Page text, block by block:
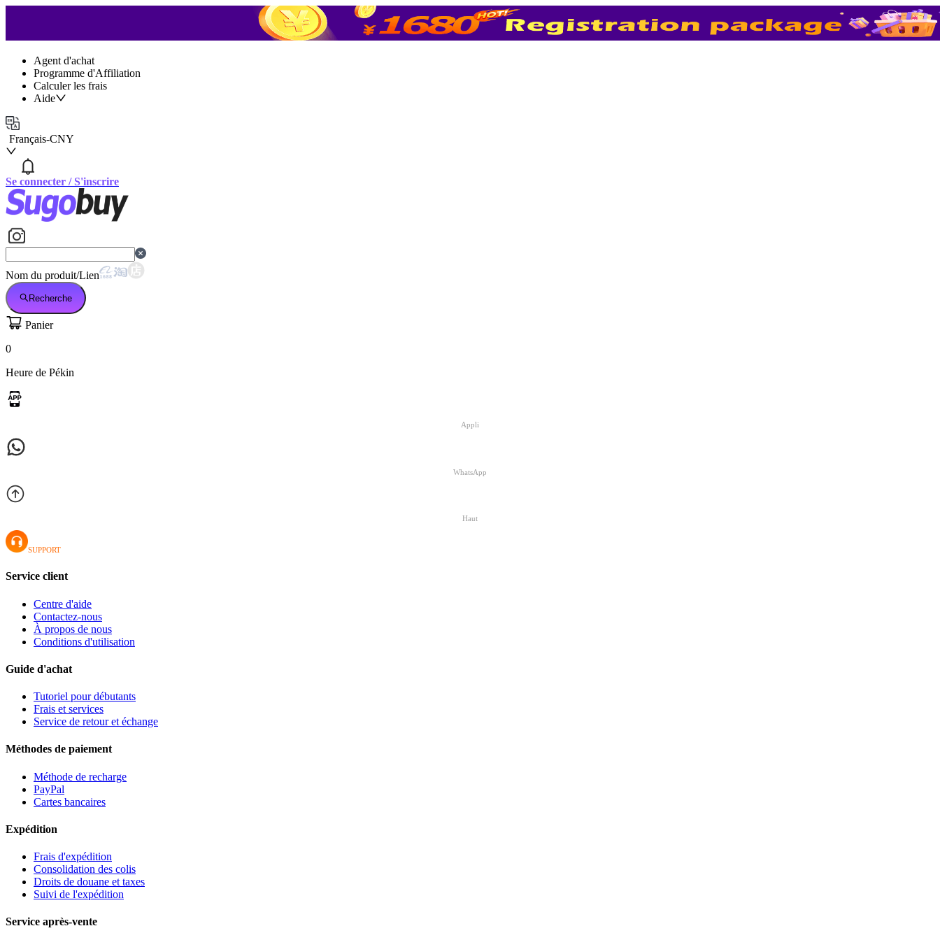
Agent d'achat
Programme d'Affiliation
Calculer les frais
Aide
Français-CNY
Se connecter /S'inscrire
Nom du produit/Lien
Recherche
Panier
0
Heure de Pékin
Appli
WhatsApp
Haut
SUPPORT
Service client
Centre d'aide
Contactez-nous
À propos de nous
Conditions d'utilisation
Guide d'achat
Tutoriel pour débutants
Frais et services
Service de retour et échange
Méthodes de paiement
Méthode de recharge
PayPal
Cartes bancaires
Expédition
Frais d'expédition
Consolidation des colis
Droits de douane et taxes
Suivi de l'expédition
Service après-vente